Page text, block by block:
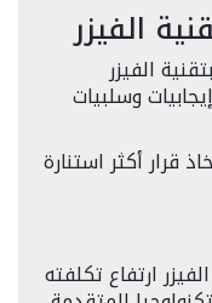
الفيزر
الفيزر
وسلبيات
قرار أكثر استنارة
ارتفاع تكلفته